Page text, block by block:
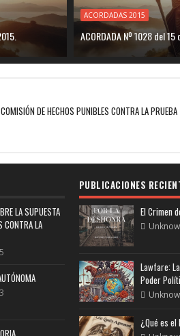
ACORDADAS 2015
ACORDADA Nº 1028 del
DE HECHOS PUNIBLES CONTRA LA PRUEBA
LA SUPUESTA
CONTRA LA
PUBLICACIONES
El Crimen
Lawfare:
Poder
¿Qué es el